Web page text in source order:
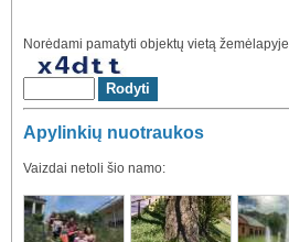
Norėdami pamatyti objektų vietą
Apylinkių nuotraukos
Vaizdai netoli šio namo: